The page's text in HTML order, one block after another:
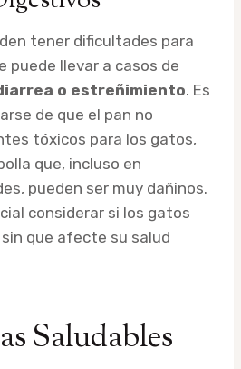
tener dificultades para
puede llevar a casos de
o estreñimiento. Es
de que el pan no
tóxicos para los gatos,
que, incluso en
pueden ser muy dañinos.
considerar si los gatos
que afecte su salud
Saludables